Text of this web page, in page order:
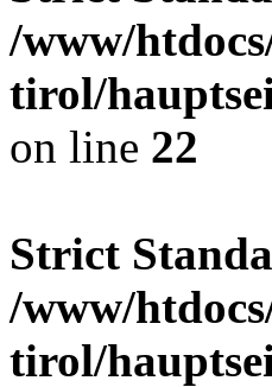
/www/
tirol/
on line 22
Strict
/www/
tirol/